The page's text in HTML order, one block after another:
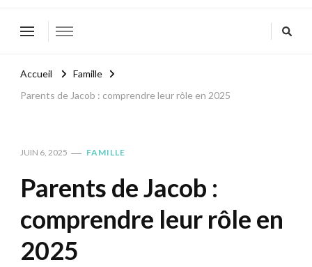
Accueil
Famille
Parents de Jacob : comprendre leur rôle en 2025
JUIN 6, 2025 FAMILLE
Parents de Jacob :
comprendre leur rôle en
2025